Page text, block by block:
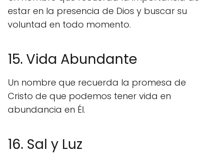
estar en la presencia de Dios y buscar su
voluntad en todo momento.
15. Vida Abundante
Un nombre que recuerda la promesa de
Cristo de que podemos tener vida en
abundancia en Él.
16. Sal y Luz